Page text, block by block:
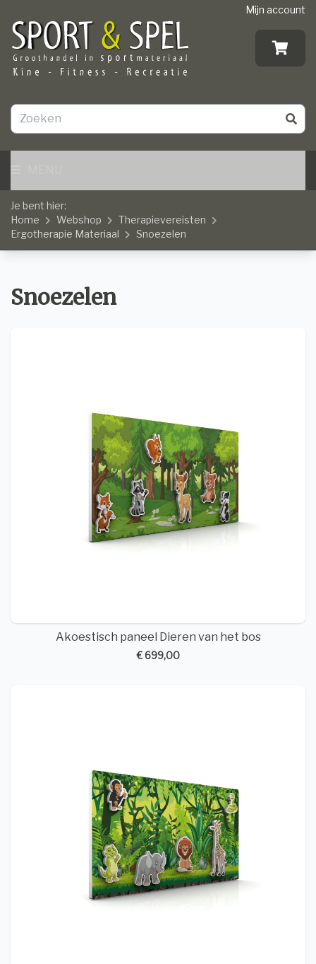
Mijn account
Je bent hier:
Home
Webshop
Therapievereisten
Ergotherapie Materiaal
Snoezelen
Snoezelen
Akoestisch paneel Dieren van het bos
€ 699,00